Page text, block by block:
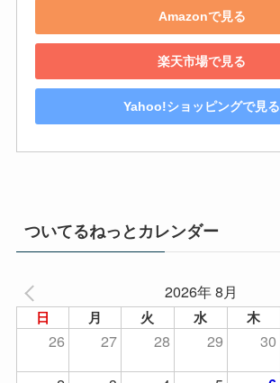
Amazonで見る
楽天市場で見る
Yahoo!ショッピングで見る
ついてるねっとカレンダー
2026年 8月
日 月 火 水 木
26 27 28 29 30